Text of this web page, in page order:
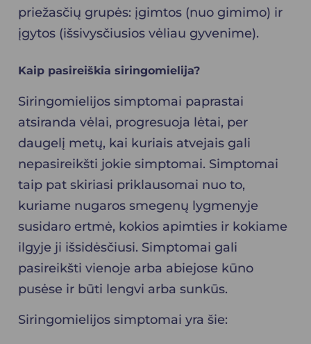
priežasčių grupės: įgimtos (nuo gimimo) ir
įgytos (išsivysčiusios vėliau gyvenime).
Kaip pasireiškia siringomielija?
Siringomielijos simptomai paprastai
atsiranda vėlai, progresuoja lėtai, per
daugelį metų, kai kuriais atvejais gali
nepasireikšti jokie simptomai. Simptomai
taip pat skiriasi priklausomai nuo to,
kuriame nugaros smegenų lygmenyje
susidaro ertmė, kokios apimties ir kokiame
ilgyje ji išsidėsčiusi. Simptomai gali
pasireikšti vienoje arba abiejose kūno
pusėse ir būti lengvi arba sunkūs.
Siringomielijos simptomai yra šie: